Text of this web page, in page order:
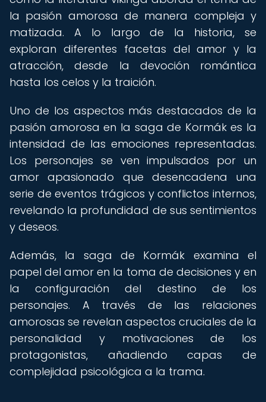
la pasión amorosa de manera compleja y
matizada. A lo largo de la historia, se
exploran diferentes facetas del amor y la
atracción, desde la devoción romántica
hasta los celos y la traición.
Uno de los aspectos más destacados de la
pasión amorosa en la saga de Kormák es la
intensidad de las emociones representadas.
Los personajes se ven impulsados por un
amor apasionado que desencadena una
serie de eventos trágicos y conflictos internos,
revelando la profundidad de sus sentimientos
y deseos.
Además, la saga de Kormák examina el
papel del amor en la toma de decisiones y en
la configuración del destino de los
personajes. A través de las relaciones
amorosas se revelan aspectos cruciales de la
personalidad y motivaciones de los
protagonistas, añadiendo capas de
complejidad psicológica a la trama.